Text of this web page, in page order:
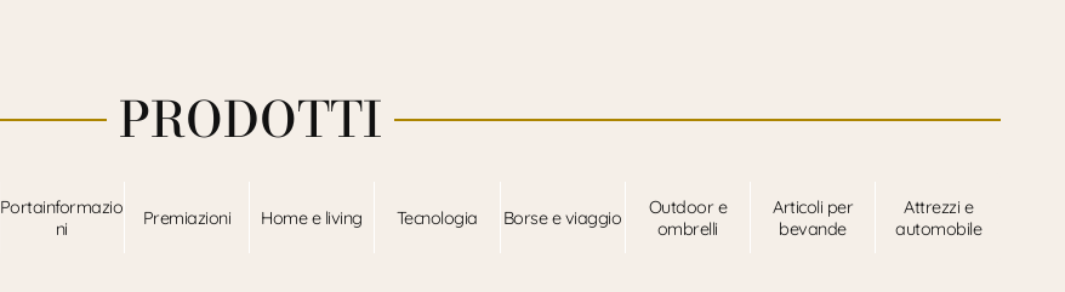
PRODOTTI
Portainformazio
ni
Premiazioni Home e living Tecnologia Borse e viaggio
Outdoor e
ombrelli
Articoli per
bevande
Attrezzi e
automobile